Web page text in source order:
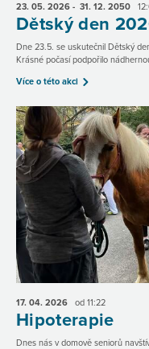
23. 05. 2026 - 31. 12. 2050
Dětský den
Dne 23.5. se uskutečnil Dětský
Krásné počasí podpořilo
Více o této akci
17. 04. 2026 od 11:22
Hipoterapie
Dnes nás v domově seniorů